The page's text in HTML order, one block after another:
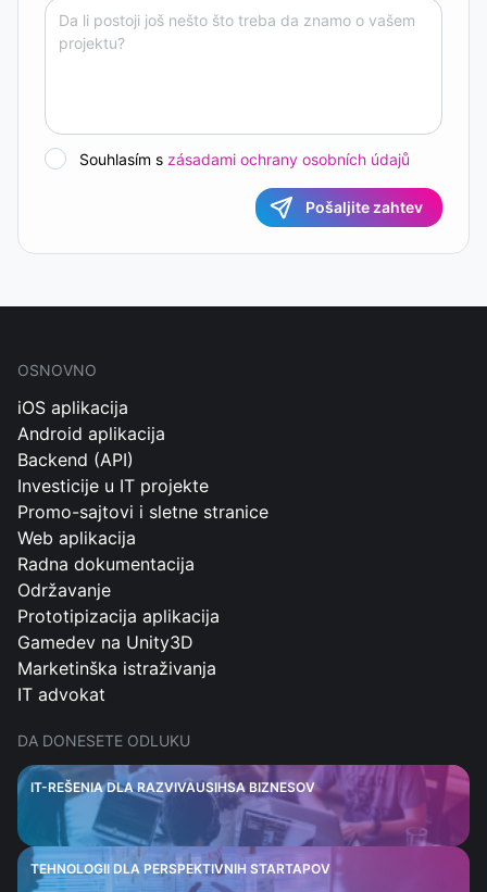
Souhlasím s zásadami ochrany osobních údajů
Pošaljite zahtev
OSNOVNO
iOS aplikacija
Android aplikacija
Backend (API)
Investicije u IT projekte
Promo-sajtovi i sletne stranice
Web aplikacija
Radna dokumentacija
Održavanje
Prototipizacija aplikacija
Gamedev na Unity3D
Marketinška istraživanja
IT advokat
DA DONESETE ODLUKU
IT-REŠENIA DLA RAZVIVAUSIHSA BIZNESOV
TEHNOLOGII DLA PERSPEKTIVNIH STARTAPOV